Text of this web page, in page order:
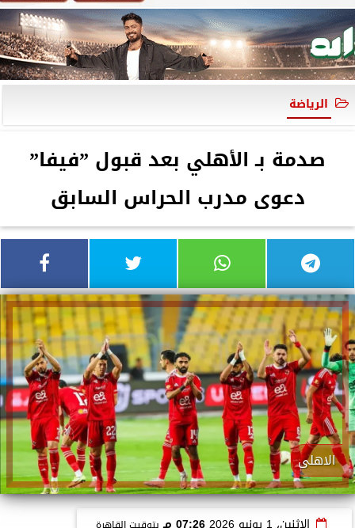
الرياضة
صدمة بـ الأهلي بعد قبول ”فيفا”
دعوى مدرب الحراس السابق
الاهلى